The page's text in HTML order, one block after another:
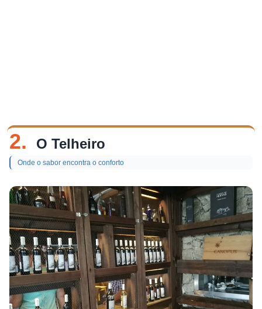
2. O Telheiro
Onde o sabor encontra o conforto